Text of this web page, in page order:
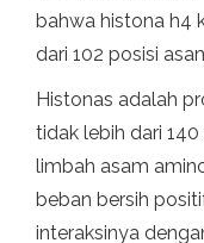
bahwa histona h4
dari 102 posisi
Histonas adalah
tidak lebih dari
limbah asam
beban bersih
interaksinya